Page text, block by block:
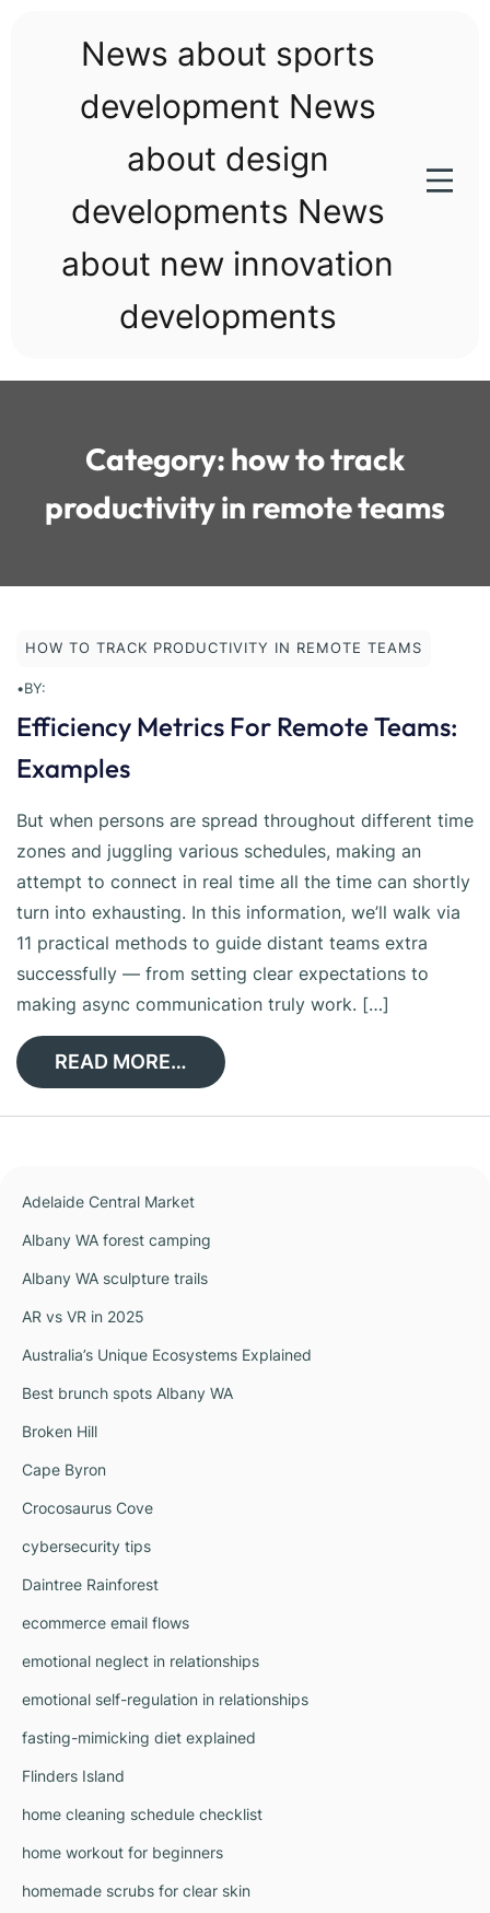
News about sports
development News
about design
developments News
about new innovation
developments
Category: how to track
productivity in remote teams
HOW TO TRACK PRODUCTIVITY IN REMOTE TEAMS
•BY:
Efficiency Metrics For Remote Teams:
Examples
But when persons are spread throughout different time
zones and juggling various schedules, making an
attempt to connect in real time all the time can shortly
turn into exhausting. In this information, we’ll walk via
11 practical methods to guide distant teams extra
successfully — from setting clear expectations to
making async communication truly work. […]
READ MORE…
Adelaide Central Market
Albany WA forest camping
Albany WA sculpture trails
AR vs VR in 2025
Australia’s Unique Ecosystems Explained
Best brunch spots Albany WA
Broken Hill
Cape Byron
Crocosaurus Cove
cybersecurity tips
Daintree Rainforest
ecommerce email flows
emotional neglect in relationships
emotional self-regulation in relationships
fasting-mimicking diet explained
Flinders Island
home cleaning schedule checklist
home workout for beginners
homemade scrubs for clear skin